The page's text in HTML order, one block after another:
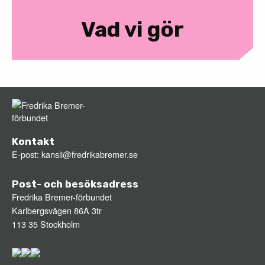
Vad vi gör
Kontakt
E-post: kansli@fredrikabremer.se
Post- och besöksadress
Fredrika Bremer-förbundet
Karlbergsvägen 86A 3tr
113 35 Stockholm